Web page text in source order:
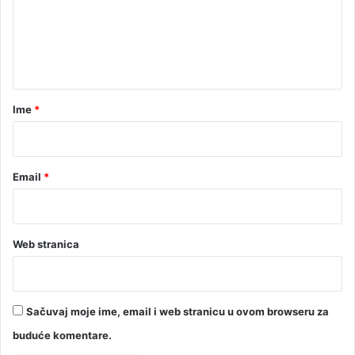
n
i
n
r
Ime *
Email *
Web stranica
Sačuvaj moje ime, email i web stranicu u ovom browseru za
buduće komentare.